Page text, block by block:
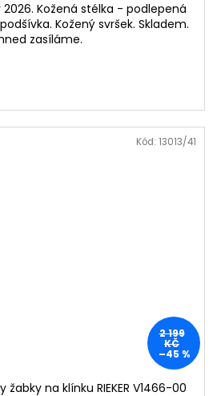
Kožená stélka - podlepená
Kožený svršek. Skladem.
zasíláme.
2 199
KČ
–45 %
na klínku RIEKER V1466-00
Kód: 13013/41